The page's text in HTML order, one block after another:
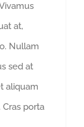
at,
Nullam
sed at
aliquam
porta